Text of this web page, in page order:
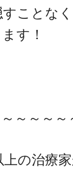
ことなく
す！
～～～～
上の治療